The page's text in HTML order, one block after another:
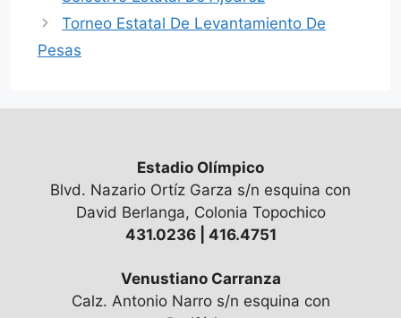
Torneo Estatal De Levantamiento De
Pesas
Estadio Olímpico
Blvd. Nazario Ortíz Garza s/n esquina con
David Berlanga, Colonia Topochico
431.0236 | 416.4751
Venustiano Carranza
Calz. Antonio Narro s/n esquina con